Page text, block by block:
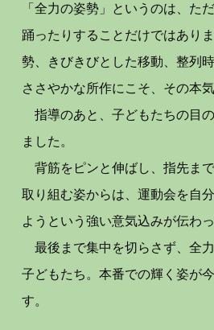
「全力の姿勢」というのは、た
踊ったりすることだけではあり
勢、きびきびとした移動、整列
ささやかな所作にこそ、その本
指導のあと、子どもたちの目
ました。
背筋をピンと伸ばし、指先ま
取り組む姿からは、運動会を自
ようという強い意気込みが伝わ
最後まで集中を切らさず、全
子どもたち。本番での輝く姿が
す。